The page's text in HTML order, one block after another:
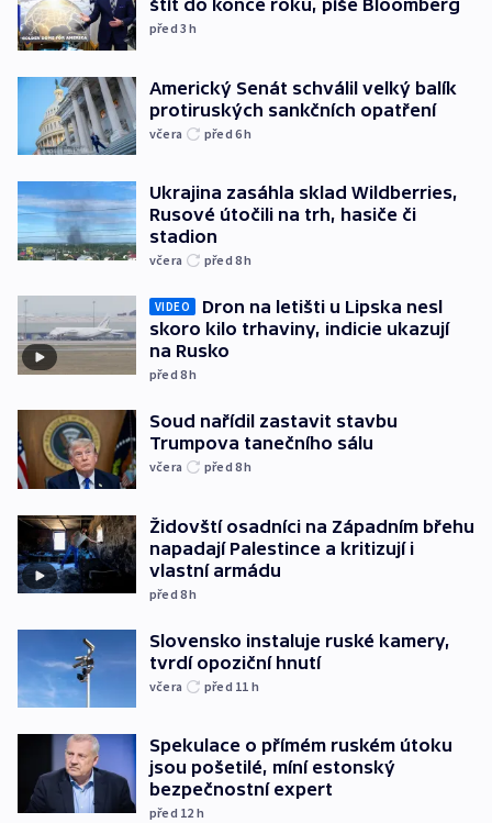
štít do konce roku, píše Bloomberg
před 3h
Americký Senát schválil velký balík
protiruských sankčních opatření
včera před 6h
Ukrajina zasáhla sklad Wildberries,
Rusové útočili na trh, hasiče či
stadion
včera před 8h
VIDEO
Dron na letišti u Lipska nesl
skoro kilo trhaviny, indicie ukazují
na Rusko
před 8h
Soud nařídil zastavit stavbu
Trumpova tanečního sálu
včera před 8h
Židovští osadníci na Západním břehu
napadají Palestince a kritizují i
vlastní armádu
před 8h
Slovensko instaluje ruské kamery,
tvrdí opoziční hnutí
včera před 11 h
Spekulace o přímém ruském útoku
jsou pošetilé, míní estonský
bezpečnostní expert
před 12 h